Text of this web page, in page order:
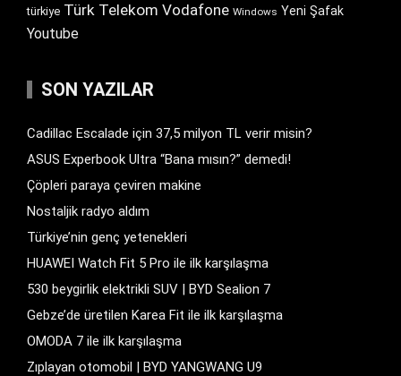
türkiye Türk Telekom Vodafone Windows Yeni Şafak
Youtube
SON YAZILAR
Cadillac Escalade için 37,5 milyon TL verir misin?
ASUS Experbook Ultra “Bana mısın?” demedi!
Çöpleri paraya çeviren makine
Nostaljik radyo aldım
Türkiye’nin genç yetenekleri
HUAWEI Watch Fit 5 Pro ile ilk karşılaşma
530 beygirlik elektrikli SUV | BYD Sealion 7
Gebze’de üretilen Karea Fit ile ilk karşılaşma
OMODA 7 ile ilk karşılaşma
Zıplayan otomobil | BYD YANGWANG U9